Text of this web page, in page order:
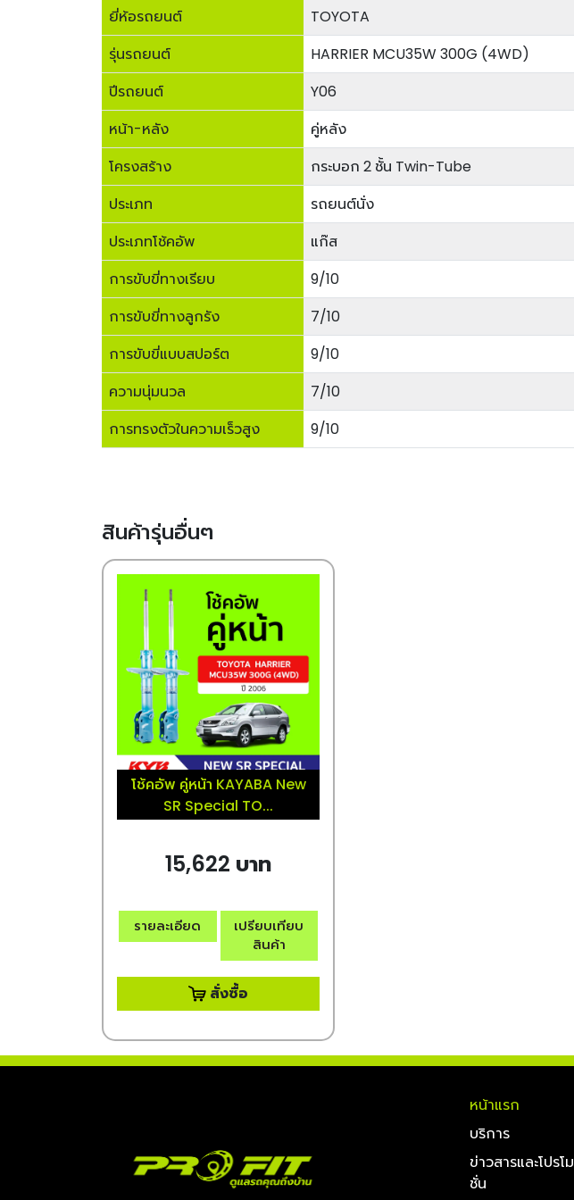
ยี่ห้อรถยนต์
TOYOTA
รุ่นรถยนต์
HARRIER MCU35W 300G (4WD)
ปีรถยนต์
Y06
หน้า-หลัง
คู่หลัง
โครงสร้าง
กระบอก 2 ชั้น Twin-Tube
ประเภท
รถยนต์นั่ง
ประเภทโช้คอัพ
แก๊ส
การขับขี่ทางเรียบ
9/10
การขับขี่ทางลูกรัง
7/10
การขับขี่แบบสปอร์ต
9/10
ความนุ่มนวล
7/10
การทรงตัวในความเร็วสูง
9/10
สินค้ารุ่นอื่นๆ
โช้คอัพ คู่หน้า KAYABA New
SR Special TO...
15,622 บาท
รายละเอียด
เปรียบเทียบ
สินค้า
สั่งซื้อ
หน้าแรก
บริการ
ข่าวสารและโปรโม
ชั่น